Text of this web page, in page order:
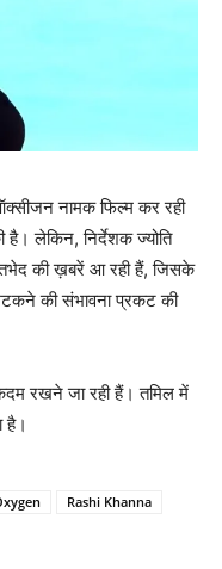
नामक फिल्‍म कर रही
लेकिन, निर्देशक ज्‍योति
की ख़बरें आ रही हैं, जिसके
की संभावना प्रकट की
रखने जा रही हैं। तमिल में
है।
Rashi Khanna